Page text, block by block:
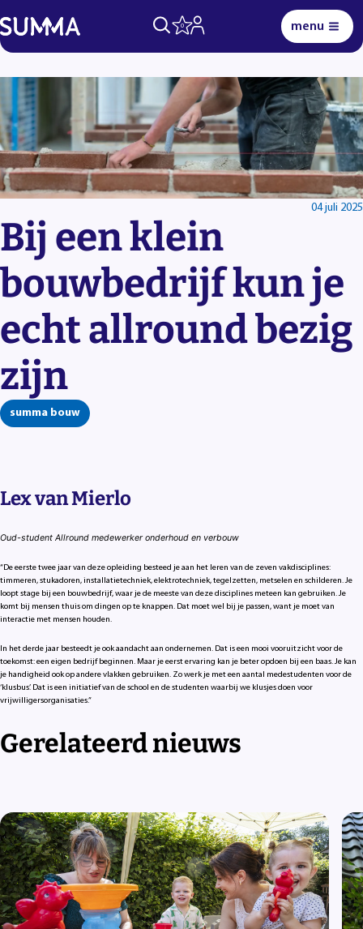
0 menu
Lees voor Uitleg woorden Simpele tekst
Bij een klein
bouwbedrijf kun je
echt allround bezig
zijn
04 juli 2025
summa bouw
Lex van Mierlo
Oud-student Allround medewerker onderhoud en verbouw
“De eerste twee jaar van deze opleiding besteed je aan het leren van de zeven vakdisciplines:
timmeren, stukadoren, installatietechniek, elektrotechniek, tegelzetten, metselen en schilderen. Je
loopt stage bij een bouwbedrijf, waar je de meeste van deze disciplines meteen kan gebruiken. Je
komt bij mensen thuis om dingen op te knappen. Dat moet wel bij je passen, want je moet van
interactie met mensen houden.
In het derde jaar besteedt je ook aandacht aan ondernemen. Dat is een mooi vooruitzicht voor de
toekomst: een eigen bedrijf beginnen. Maar je eerst ervaring kan je beter opdoen bij een baas. Je kan
je handigheid ook op andere vlakken gebruiken. Zo werk je met een aantal medestudenten voor de
‘klusbus’. Dat is een initiatief van de school en de studenten waarbij we klusjes doen voor
vrijwilligersorganisaties.”
Gerelateerd nieuws